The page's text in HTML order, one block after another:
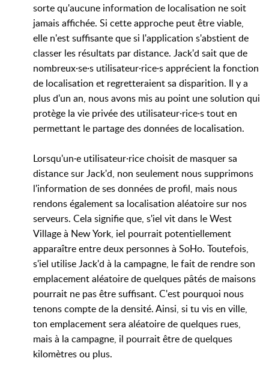
sorte qu'aucune information de localisation ne soit
jamais affichée. Si cette approche peut être viable,
elle n'est suffisante que si l'application s'abstient de
classer les résultats par distance. Jack'd sait que de
nombreux·se·s utilisateur·rice·s apprécient la fonction
de localisation et regretteraient sa disparition. Il y a
plus d'un an, nous avons mis au point une solution qui
protège la vie privée des utilisateur·rice·s tout en
permettant le partage des données de localisation.
Lorsqu'un·e utilisateur·rice choisit de masquer sa
distance sur Jack'd, non seulement nous supprimons
l'information de ses données de profil, mais nous
rendons également sa localisation aléatoire sur nos
serveurs. Cela signifie que, s'iel vit dans le West
Village à New York, iel pourrait potentiellement
apparaître entre deux personnes à SoHo. Toutefois,
s'iel utilise Jack'd à la campagne, le fait de rendre son
emplacement aléatoire de quelques pâtés de maisons
pourrait ne pas être suffisant. C'est pourquoi nous
tenons compte de la densité. Ainsi, si tu vis en ville,
ton emplacement sera aléatoire de quelques rues,
mais à la campagne, il pourrait être de quelques
kilomètres ou plus.